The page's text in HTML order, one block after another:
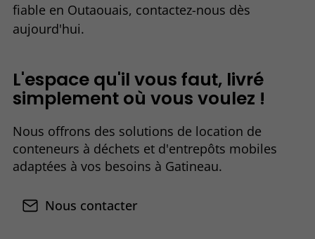
fiable en Outaouais, contactez-nous dès
aujourd'hui.
L'espace qu'il vous faut, livré
simplement où vous voulez !
Nous offrons des solutions de location de
conteneurs à déchets et d'entrepôts mobiles
adaptées à vos besoins à Gatineau.
Nous contacter